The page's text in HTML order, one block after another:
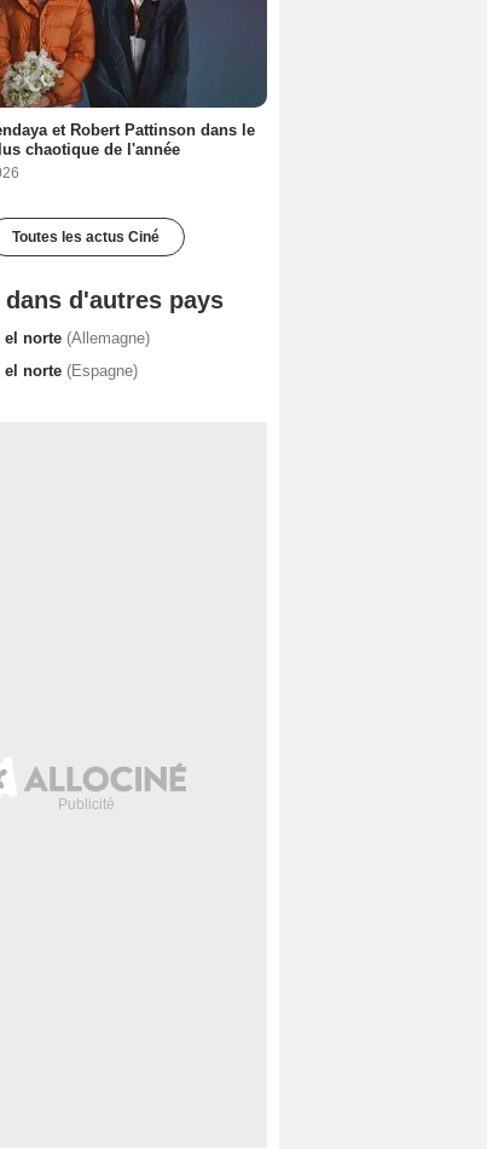
et Robert Pattinson dans le
chaotique de l'année
Toutes les actus Ciné
d'autres pays
el norte (Allemagne)
el norte (Espagne)